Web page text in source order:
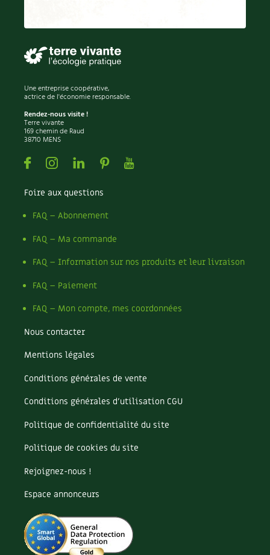
Permaculture
Pesticides
Petits pois
Piment
Pissenlit
Pizza
Plantes
Plantes d'extérieur
Plantes d'intérieur
Plantes médicinales
Plantes sauvages
Plants
Plastique
Poireau
Pollinisation
Pollution
Pomme
Potager
Potager en lasagnes
Poules
Prairie fleurie
Purin
Recette
Récup'
Réparation
Reproduction
Restauration
Rocaille
Ronce (ou mûre de jardin)
Roquette
Une entreprise coopérative,
actrice de l'économie responsable.
Rendez-nous visite !
Terre vivante
169 chemin de Raud
38710 MENS
FacebookInstagramLinkedin
PinterestYoutube
Foire aux questions
FAQ – Abonnement
FAQ – Ma commande
FAQ – Information sur nos produits et leur livraison
FAQ – Paiement
FAQ – Mon compte, mes coordonnées
Nous contacter
Mentions légales
Conditions générales de vente
Conditions générales d’utilisation CGU
Politique de confidentialité du site
Politique de cookies du site
Rejoignez-nous !
Espace annonceurs